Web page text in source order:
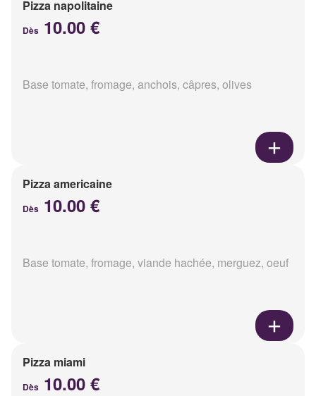
Pizza napolitaine
Dès 10.00 €
Base tomate, fromage, anchois, câpres, olives
Pizza americaine
Dès 10.00 €
Base tomate, fromage, viande hachée, merguez, oeuf
Pizza miami
Dès 10.00 €